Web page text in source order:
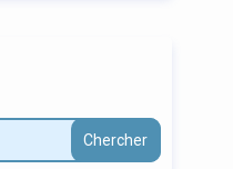
Chercher